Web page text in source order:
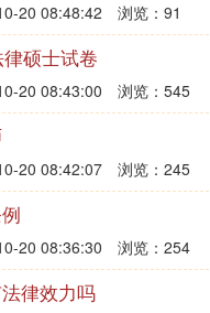
20 08:48:42 浏览：91
硕士试卷
20 08:43:00 浏览：545
20 08:42:07 浏览：245
20 08:36:30 浏览：254
律效力吗